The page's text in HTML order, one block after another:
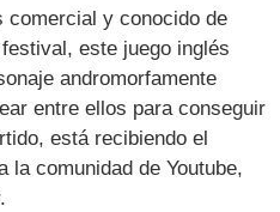
comercial y conocido de
este juego inglés
andromorfamente
entre ellos para conseguir
está recibiendo el
la comunidad de Youtube,